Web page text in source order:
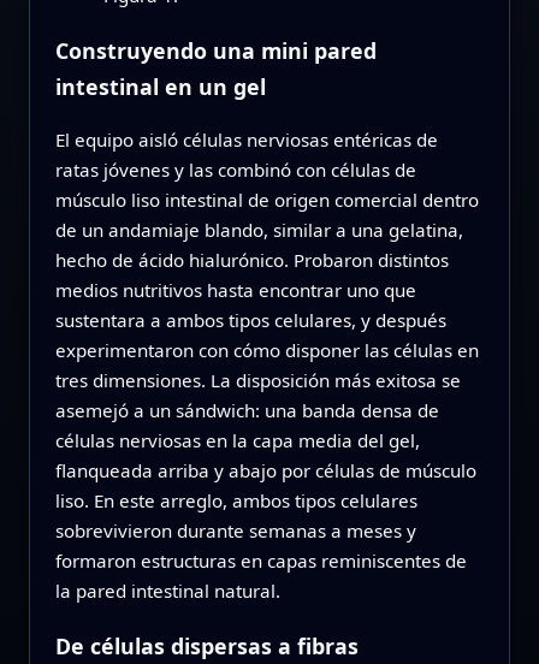
Construyendo una mini pared
intestinal en un gel
El equipo aisló células nerviosas entéricas de
ratas jóvenes y las combinó con células de
músculo liso intestinal de origen comercial dentro
de un andamiaje blando, similar a una gelatina,
hecho de ácido hialurónico. Probaron distintos
medios nutritivos hasta encontrar uno que
sustentara a ambos tipos celulares, y después
experimentaron con cómo disponer las células en
tres dimensiones. La disposición más exitosa se
asemejó a un sándwich: una banda densa de
células nerviosas en la capa media del gel,
flanqueada arriba y abajo por células de músculo
liso. En este arreglo, ambos tipos celulares
sobrevivieron durante semanas a meses y
formaron estructuras en capas reminiscentes de
la pared intestinal natural.
De células dispersas a fibras